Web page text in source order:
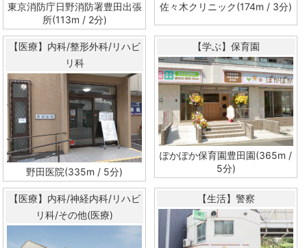
東京消防庁日野消防署豊田出張
所(113m / 2分)
佐々木クリニック(174m / 3分)
【医療】内科/整形外科/リハビ
リ科
野田医院(335m / 5分)
【学ぶ】保育園
ぽかぽか保育園豊田園(365m /
5分)
【医療】内科/神経内科/リハビ
リ科/その他(医療)
【生活】警察